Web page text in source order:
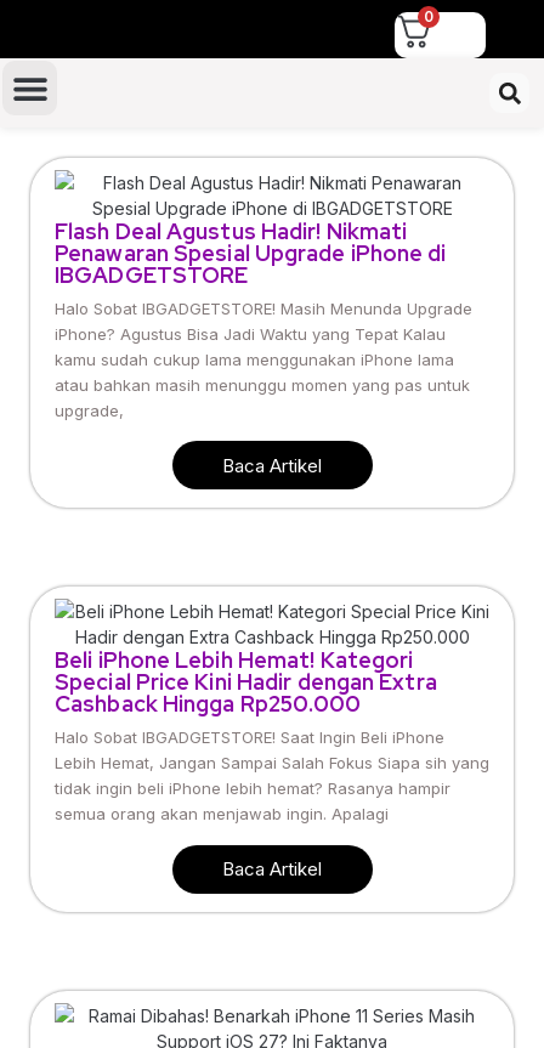
0
Flash Deal Agustus Hadir! Nikmati
Penawaran Spesial Upgrade iPhone di
IBGADGETSTORE
Halo Sobat IBGADGETSTORE! Masih Menunda Upgrade
iPhone? Agustus Bisa Jadi Waktu yang Tepat Kalau
kamu sudah cukup lama menggunakan iPhone lama
atau bahkan masih menunggu momen yang pas untuk
upgrade,
Baca Artikel
Beli iPhone Lebih Hemat! Kategori
Special Price Kini Hadir dengan Extra
Cashback Hingga Rp250.000
Halo Sobat IBGADGETSTORE! Saat Ingin Beli iPhone
Lebih Hemat, Jangan Sampai Salah Fokus Siapa sih yang
tidak ingin beli iPhone lebih hemat? Rasanya hampir
semua orang akan menjawab ingin. Apalagi
Baca Artikel